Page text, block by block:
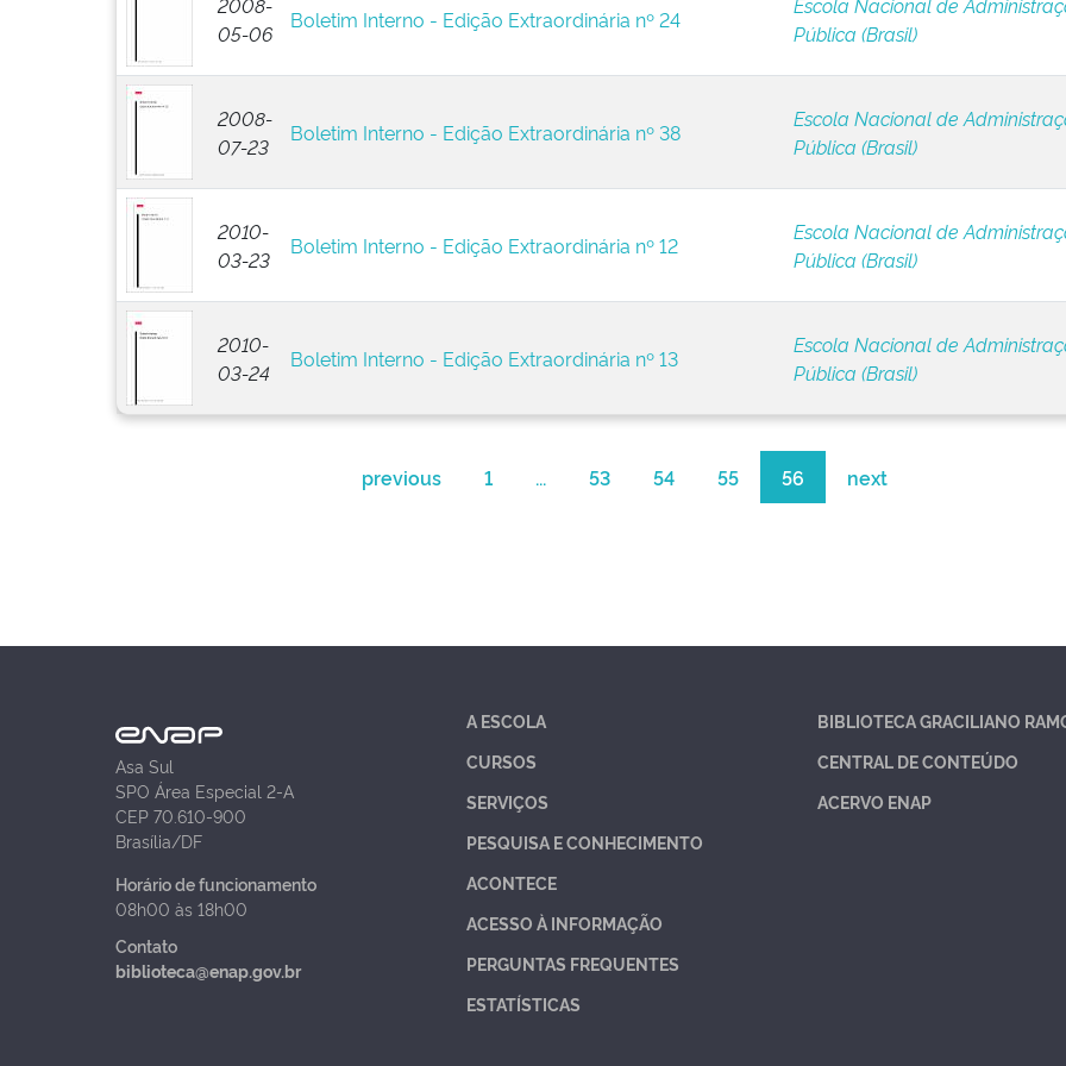
05-06
Boletim Interno - Edição Extraordinária nº 24
Pública (Brasil)
2008-
07-23
Boletim Interno - Edição Extraordinária nº 38
Escola Nacional de
Pública (Brasil)
2010-
03-23
Boletim Interno - Edição Extraordinária nº 12
Escola Nacional de
Pública (Brasil)
2010-
03-24
Boletim Interno - Edição Extraordinária nº 13
Escola Nacional de
Pública (Brasil)
previous 1 ... 53 54 55 56 next
Asa Sul
SPO Área Especial 2-A
CEP 70.610-900
Brasília/DF
Horário de funcionamento
08h00 às 18h00
Contato
biblioteca@enap.gov.br
A ESCOLA
CURSOS
SERVIÇOS
PESQUISA E CONHECIMENTO
ACONTECE
ACESSO À INFORMAÇÃO
PERGUNTAS FREQUENTES
ESTATÍSTICAS
BIBLIOTECA GRACILIANO
CENTRAL DE CONTEÚDO
ACERVO ENAP